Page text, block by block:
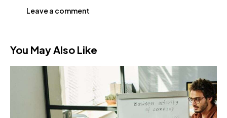
You May Also Like